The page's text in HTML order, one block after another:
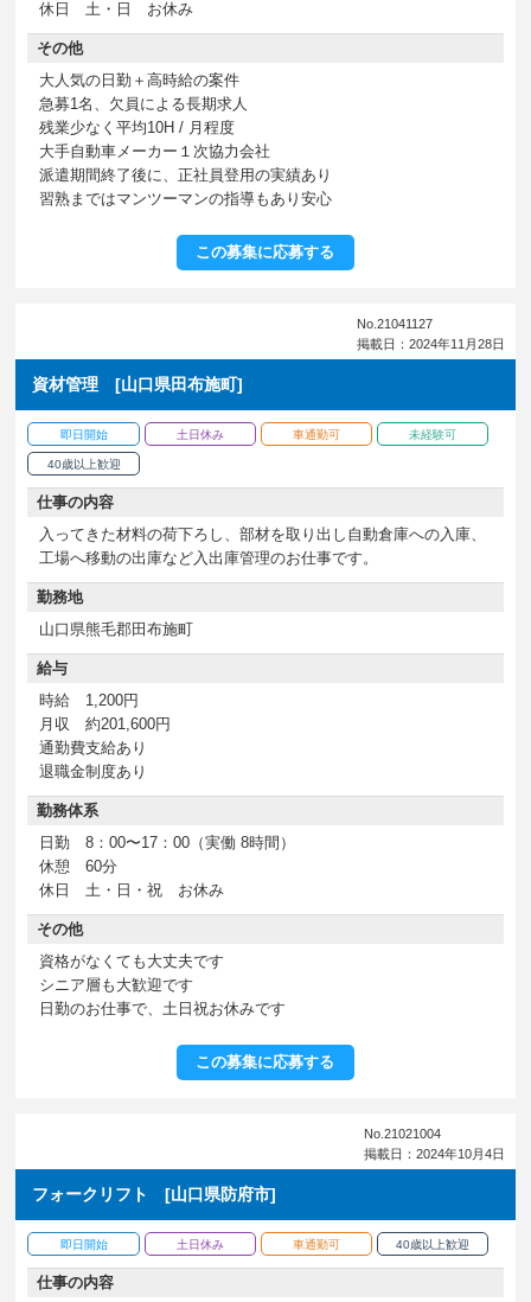
休日 土・日 お休み
その他
大人気の日勤＋高時給の案件
急募1名、欠員による長期求人
残業少なく平均10H / 月程度
大手自動車メーカー１次協力会社
派遣期間終了後に、正社員登用の実績あり
習熟まではマンツーマンの指導もあり安心
この募集に応募する
No.21041127
掲載日：2024年11月28日
資材管理 [山口県田布施町]
即日開始 土日休み 車通勤可 未経験可
40歳以上歓迎
仕事の内容
入ってきた材料の荷下ろし、部材を取り出し自動倉庫への入庫、
工場へ移動の出庫など入出庫管理のお仕事です。
勤務地
山口県熊毛郡田布施町
給与
時給 1,200円
月収 約201,600円
通勤費支給あり
退職金制度あり
勤務体系
日勤 8：00〜17：00（実働 8時間）
休憩 60分
休日 土・日・祝 お休み
その他
資格がなくても大丈夫です
シニア層も大歓迎です
日勤のお仕事で、土日祝お休みです
この募集に応募する
No.21021004
掲載日：2024年10月4日
フォークリフト [山口県防府市]
即日開始 土日休み 車通勤可 40歳以上歓迎
仕事の内容